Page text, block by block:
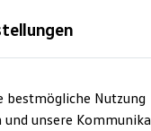
bestmögliche Nutzung
unsere